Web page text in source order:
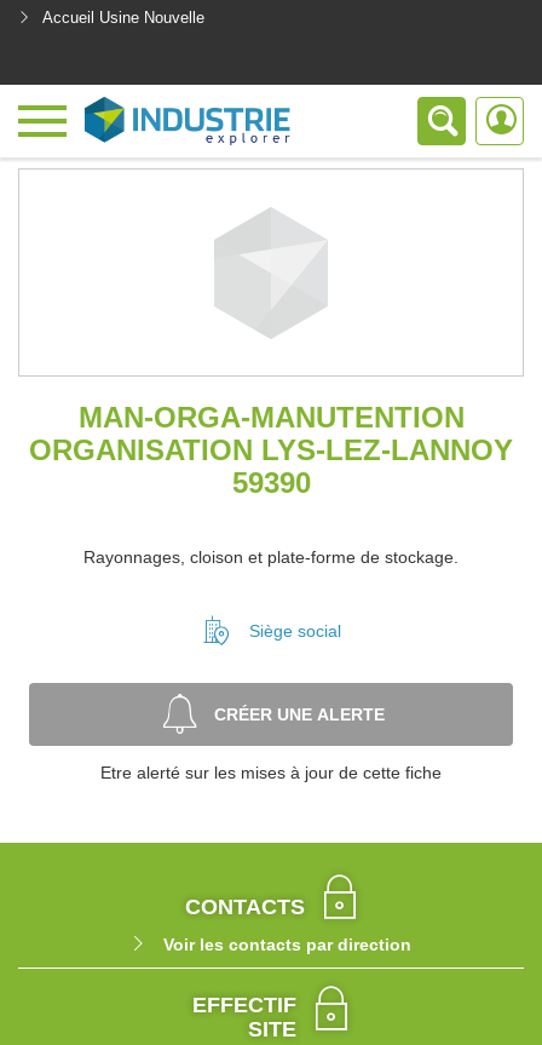
Accueil Usine Nouvelle
MAN-ORGA-MANUTENTION
ORGANISATION LYS-LEZ-LANNOY
59390
Rayonnages, cloison et plate-forme de stockage.
Siège social
CRÉER UNE ALERTE
Etre alerté sur les mises à jour de cette fiche
CONTACTS
Voir les contacts par direction
EFFECTIF
SITE